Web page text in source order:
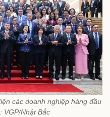
các doanh nghiệp hàng đầu
VGP/Nhật Bắc